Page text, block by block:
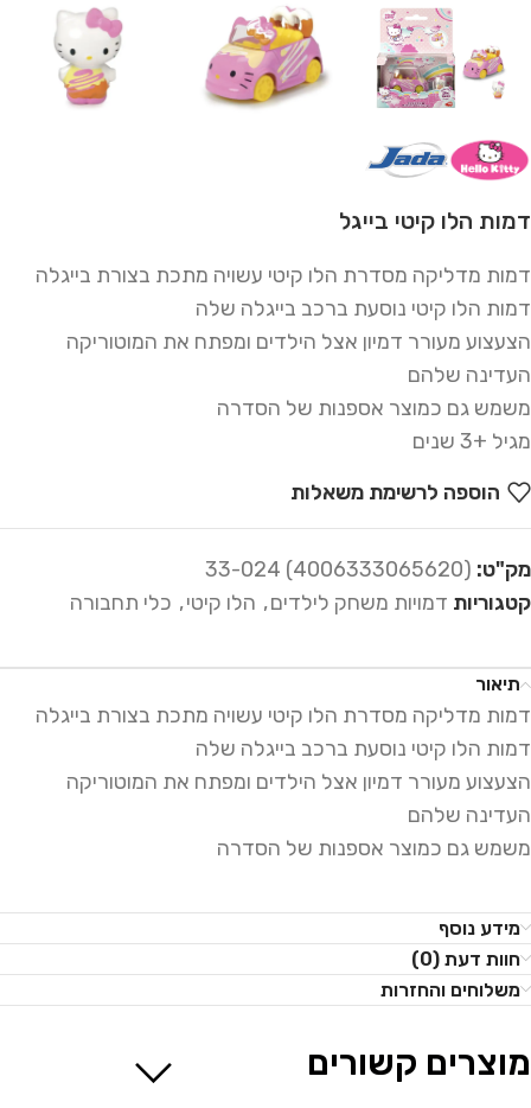
דמות הלו קיטי בייגל
דמות מדליקה מסדרת הלו קיטי עשויה מתכת בצורת בייגלה
דמות הלו קיטי נוסעת ברכב בייגלה שלה
הצעצוע מעורר דמיון אצל הילדים ומפתח את המוטוריקה
העדינה שלהם
משמש גם כמוצר אספנות של הסדרה
מגיל +3 שנים
הוספה לרשימת משאלות
מק"ט: (4006333065620) 33-024
קטגוריות דמויות משחק לילדים, הלו קיטי, כלי תחבורה
תיאור
דמות מדליקה מסדרת הלו קיטי עשויה מתכת בצורת בייגלה
דמות הלו קיטי נוסעת ברכב בייגלה שלה
הצעצוע מעורר דמיון אצל הילדים ומפתח את המוטוריקה
העדינה שלהם
משמש גם כמוצר אספנות של הסדרה
מידע נוסף
חוות דעת (0)
משלוחים והחזרות
מוצרים קשורים